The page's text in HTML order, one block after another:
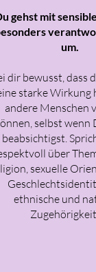
gehst mit
um.
dir bewusst, dass
starke Wirkung
andere Menschen
selbst wenn
beabsichtigst.
über
sexuelle
ethnische und